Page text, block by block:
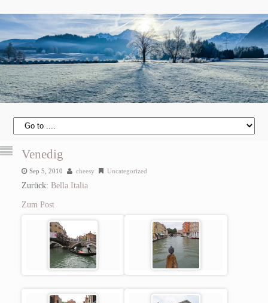
Venedig
Sep 5, 2010 cheesy Uncategorized
Zurück: Bella Italia
Zum Post